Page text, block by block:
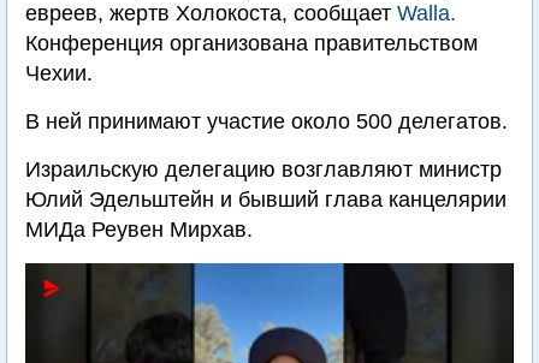
евреев, жертв Холокоста, сообщает Walla.
Конференция организована правительством
Чехии.
В ней принимают участие около 500 делегатов.
Израильскую делегацию возглавляют министр
Юлий Эдельштейн и бывший глава канцелярии
МИДа Реувен Мирхав.